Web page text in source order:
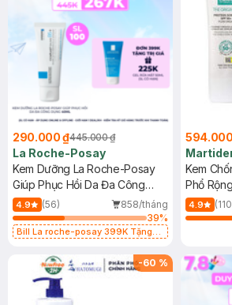
290.000 ₫445.000 ₫
La Roche-Posay
Kem Dưỡng La Roche-Posay
Giúp Phục Hồi Da Đa Công
Dụng 40ml
4.9 (56)
858/tháng
39%
Bill La roche-posay 399K Tặng
(SL có hạn)
Kem
Phổ
40ml
4.9
-60 %